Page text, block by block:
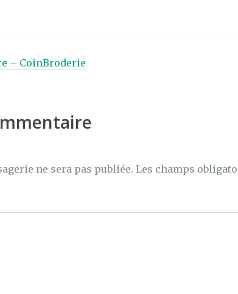
– CoinBroderie
ne sera pas publiée. Les champs